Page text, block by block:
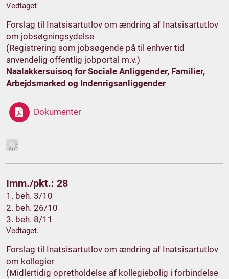
Vedtaget
Forslag til Inatsisartutlov om ændring af Inatsisartutlov
om jobsøgningsydelse
(Registrering som jobsøgende på til enhver tid
anvendelig offentlig jobportal m.v.)
Naalakkersuisoq for Sociale Anliggender, Familier,
Arbejdsmarked og Indenrigsanliggender
Dokumenter
Imm./pkt.: 28
1. beh. 3/10
2. beh. 26/10
3. beh. 8/11
Vedtaget.
Forslag til Inatsisartutlov om ændring af Inatsisartutlov
om kollegier
(Midlertidig opretholdelse af kollegiebolig i forbindelse